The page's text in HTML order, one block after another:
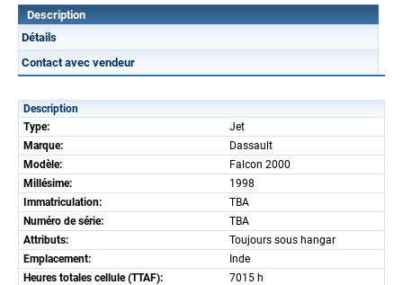
Description
Détails
Contact avec vendeur
Description
Type:
Jet
Marque:
Dassault
Modèle:
Falcon 2000
Millésime:
1998
Immatriculation:
TBA
Numéro de série:
TBA
Attributs:
Toujours sous hangar
Emplacement:
Inde
Heures totales cellule (TTAF):
7015 h